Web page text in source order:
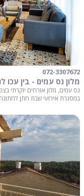
072-3307672
מלון נס עמים - בין עכו
נס עמים, מלון אורחים יוקרתי
במסגרת אירועי שבת חתן